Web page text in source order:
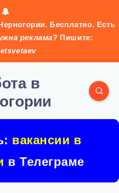
Бесплатно. Есть
реклама? Пишите:
вакансии в
в Телеграме